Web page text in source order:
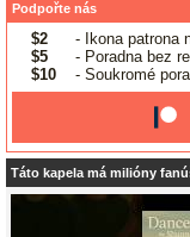
Podpořte nás
$2
- Ikona patrona
$5
- Poradna bez
$10
- Soukromé
Táto kapela má milióny